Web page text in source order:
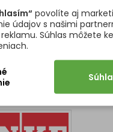
až 2
je
v
nad
Možnosť
metre.
vhodná

povolíte aj
údajov s našimi
Súhlas môžete